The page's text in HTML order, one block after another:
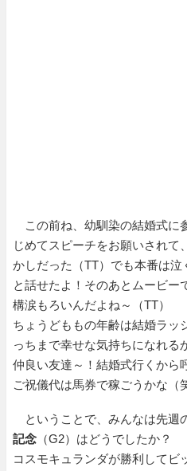
この前ね、幼馴染の結婚式に
じめてスピーチをお願いされて
かしだった（TT）でも本番は
と話せたよ！そのあとムービー
構涙もろいんだよね～（TT）
ちょうどももの年齢は結婚ラッ
っちまで幸せな気持ちになれ
仲良い友達～！結婚式行くから
ご祝儀代は馬券で稼ごうかな（
ということで、みんなは先週
記念 （G2）はどうでしたか？
コスモキュランダが勝利してビ